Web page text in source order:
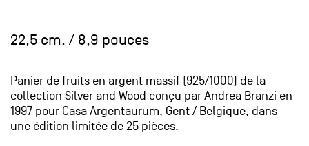
22,5 cm. / 8,9 pouces
Panier de fruits en argent massif (925/1000) de la
collection Silver and Wood conçu par Andrea Branzi en
1997 pour Casa Argentaurum, Gent / Belgique, dans
une édition limitée de 25 pièces.